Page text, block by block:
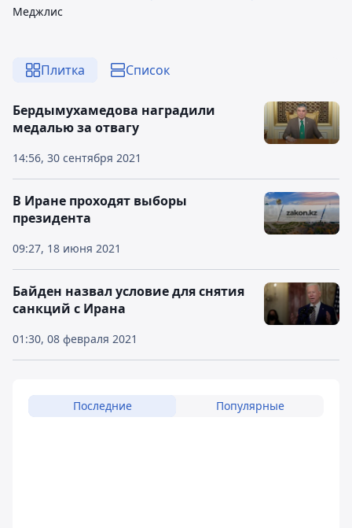
Меджлис
Плитка Список
14:56, 30 сентября 2021
Бердымухамедова наградили
медалью за отвагу
09:27, 18 июня 2021
В Иране проходят выборы
президента
01:30, 08 февраля 2021
Байден назвал условие для снятия
санкций с Ирана
Последние Популярные